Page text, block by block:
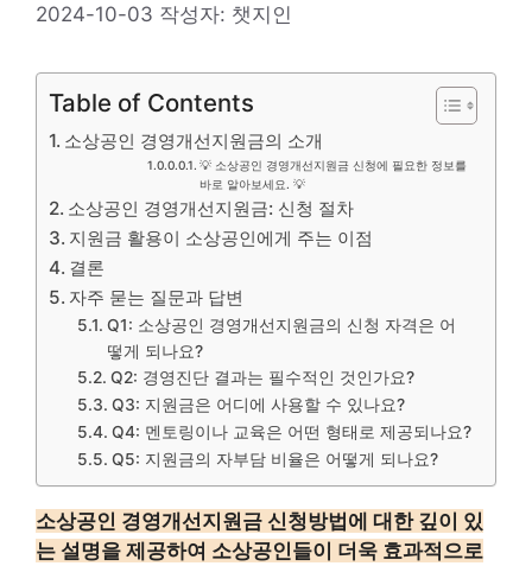
2024-10-03 작성자: 챗지인
Table of Contents
소상공인 경영개선지원금의 소개
💡 소상공인 경영개선지원금 신청에 필요한 정보를
바로 알아보세요. 💡
소상공인 경영개선지원금: 신청 절차
지원금 활용이 소상공인에게 주는 이점
결론
자주 묻는 질문과 답변
Q1: 소상공인 경영개선지원금의 신청 자격은 어
떻게 되나요?
Q2: 경영진단 결과는 필수적인 것인가요?
Q3: 지원금은 어디에 사용할 수 있나요?
Q4: 멘토링이나 교육은 어떤 형태로 제공되나요?
Q5: 지원금의 자부담 비율은 어떻게 되나요?
소상공인 경영개선지원금 신청방법에 대한 깊이 있
는 설명을 제공하여 소상공인들이 더욱 효과적으로